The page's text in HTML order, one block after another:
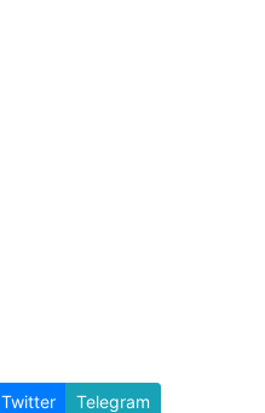
Twitter Telegram